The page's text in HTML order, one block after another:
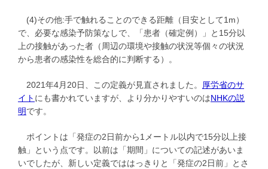
(4)その他:手で触れることのできる距離（目安として1m）
で、必要な感染予防策なしで、「患者（確定例）」と15分以
上の接触があった者（周辺の環境や接触の状況等個々の状況
から患者の感染性を総合的に判断する）。
2021年4月20日、この定義が見直されました。 厚労省のサ
イト にも書かれていますが、より分かりやすいのはNHKの説
明です。
ポイントは「発症の2日前から1メートル以内で15分以上接
触」という点です。以前は「期間」についての記述があいま
いでしたが、新しい定義でははっきりと「発症の2日前」とさ